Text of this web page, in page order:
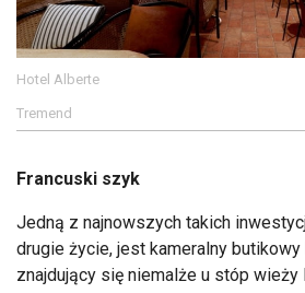
Hotel Alberte
Tremend
Francuski szyk
Jedną z najnowszych takich
drugie życie, jest kameralny
znajdujący się niemalże u stóp